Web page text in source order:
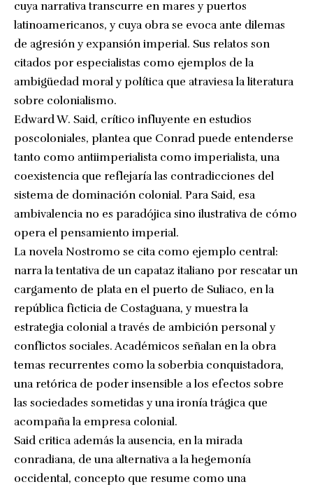
cuya narrativa transcurre en mares y puertos
latinoamericanos, y cuya obra se evoca ante dilemas
de agresión y expansión imperial. Sus relatos son
citados por especialistas como ejemplos de la
ambigüedad moral y política que atraviesa la literatura
sobre colonialismo.
Edward W. Said, crítico influyente en estudios
poscoloniales, plantea que Conrad puede entenderse
tanto como antiimperialista como imperialista, una
coexistencia que reflejaría las contradicciones del
sistema de dominación colonial. Para Said, esa
ambivalencia no es paradójica sino ilustrativa de cómo
opera el pensamiento imperial.
La novela Nostromo se cita como ejemplo central:
narra la tentativa de un capataz italiano por rescatar un
cargamento de plata en el puerto de Suliaco, en la
república ficticia de Costaguana, y muestra la
estrategia colonial a través de ambición personal y
conflictos sociales. Académicos señalan en la obra
temas recurrentes como la soberbia conquistadora,
una retórica de poder insensible a los efectos sobre
las sociedades sometidas y una ironía trágica que
acompaña la empresa colonial.
Said critica además la ausencia, en la mirada
conradiana, de una alternativa a la hegemonía
occidental, concepto que resume como una